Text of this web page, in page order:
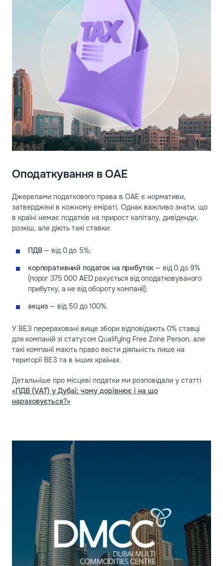
Оподаткування в ОАЕ
Джерелами податкового права в ОАЕ є нормативи,
затверджені в кожному еміраті. Однак важливо знати, що
в країні немає податків на прирост капіталу, дивіденди,
розкіш, але діють такі ставки:
ПДВ— від 0 до 5%;
корпоративний податок на прибуток — від 0 до 9%
(порог 375 000 AED рахується від оподатковуваного
прибутку, а не від обороту компанії);
акциз — від 50 до 100%.
У ВЕЗ перераховані вище збори відповідають 0% ставці
для компаній зі статусом Qualifying Free Zone Person, але
такі компанії мають право вести діяльність лише на
території ВЕЗ та в інших країнах.
Детальніше про місцеві податки ми розповідали у статті
«ПДВ (VAT) у Дубаї: чому дорівнює і на що
нараховується?»